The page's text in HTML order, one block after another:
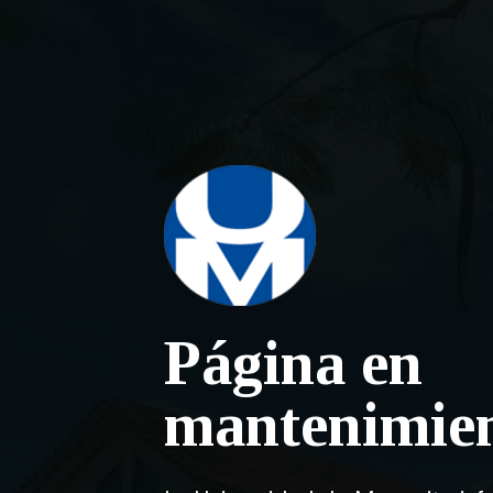
Página en